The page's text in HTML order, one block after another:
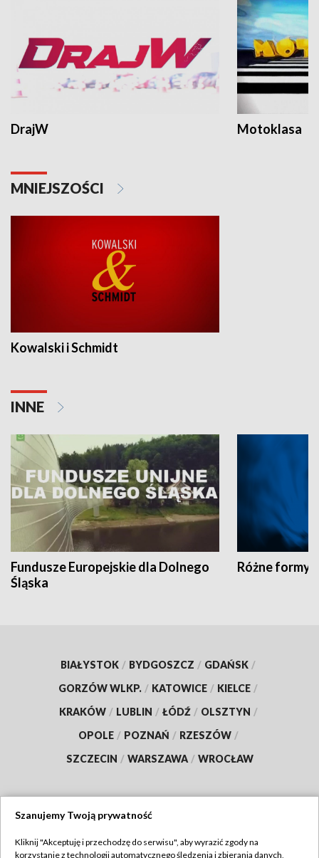
DrajW Motoklasa
MNIEJSZOŚCI
Kowalski i Schmidt
INNE
Fundusze Europejskie dla Dolnego
Śląska
Różne formy
BIAŁYSTOK / BYDGOSZCZ / GDAŃSK /
GORZÓW WLKP. / KATOWICE / KIELCE /
KRAKÓW / LUBLIN / ŁÓDŹ / OLSZTYN /
OPOLE / POZNAŃ / RZESZÓW /
SZCZECIN / WARSZAWA / WROCŁAW
Szanujemy Twoją prywatność
Kliknij "Akceptuję i przechodzę do serwisu", aby wyrazić zgody na
korzystanie z technologii automatycznego śledzenia i zbierania danych,